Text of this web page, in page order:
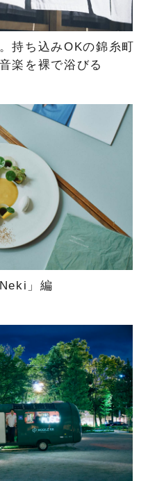
持ち込みOKの錦糸町
楽を裸で浴びる
」編